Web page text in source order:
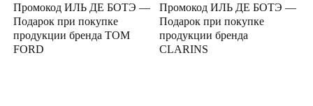
Промокод ИЛЬ ДЕ БОТЭ —
Подарок при покупке
продукции бренда TOM
FORD
Промокод ИЛЬ ДЕ БОТЭ —
Подарок при покупке
продукции бренда
CLARINS